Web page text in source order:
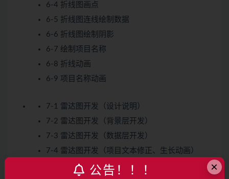
6-4 折线图画点
6-5 折线图连线绘制数据
6-6 折线图绘制阴影
6-7 绘制项目名称
6-8 折线动画
6-9 项目名称动画
7-1 雷达图开发（设计说明）
7-2 雷达图开发（背景层开发）
7-3 雷达图开发（数据层开发）
7-4 雷达图开发（项目文本修正、生长动画）
×
公告！！！